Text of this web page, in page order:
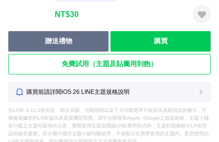
NT$30
贈送禮物 購買
免費試用（主題及貼圖用到飽）
購買前請詳閱iOS 26 LINE主題規格說明
自LINE 9.12.0版本起，部分頁面、功能按鈕以及下方功能選單只能呈現系統預設的圖示，可
能會根據您的LINE版本及裝置機型而異。因平台開發商Apple, Google之政策規格，主題小舖
所刊載之主題封面僅供示意，實際套用主題並開啟LINE應用程式時，主題封面將顯示LINE預
設的綠色畫面。部分圖片僅供主題小舖刊載使用，不會顯示在實際套用的主題內。若您使用的